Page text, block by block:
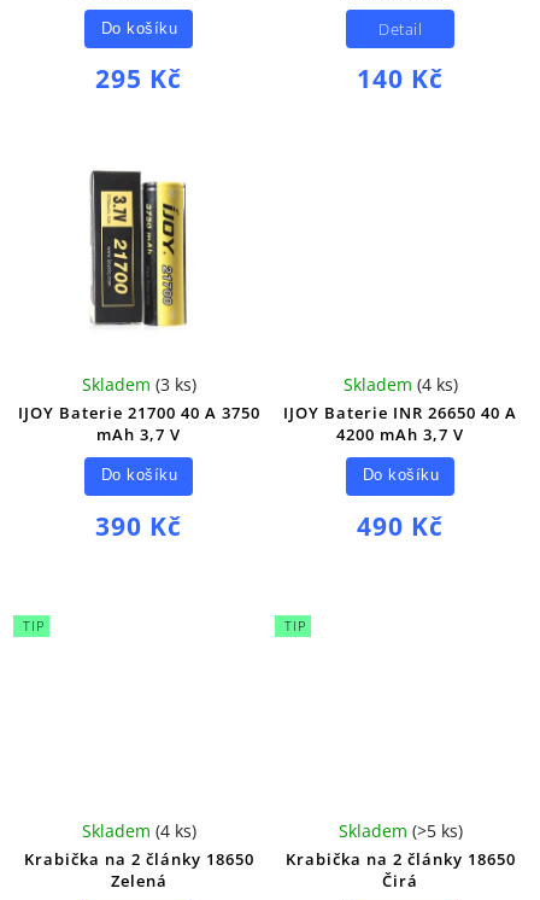
295 Kč
Do košíku
140 Kč
Detail
IJOY Baterie 21700 40 A 3750
mAh 3,7 V
Skladem (3 ks)
390 Kč
Do košíku
IJOY Baterie INR 26650 40 A
4200 mAh 3,7 V
Skladem (4 ks)
490 Kč
Do košíku
TIP
Krabička na 2 články 18650
Zelená
Skladem (4 ks)
TIP
Krabička na 2 články 18650
Čirá
Skladem (>5 ks)